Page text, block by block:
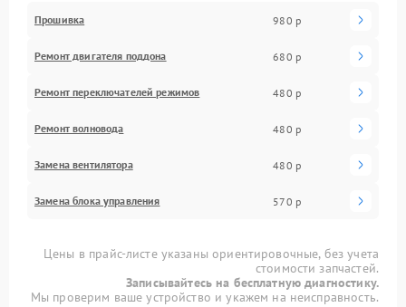
Прошивка 980 р
Ремонт двигателя поддона 680 р
Ремонт переключателей режимов 480 р
Ремонт волновода 480 р
Замена вентилятора 480 р
Замена блока управления 570 р
Цены в прайс-листе указаны ориентировочные, без учета
стоимости запчастей.
Записывайтесь на бесплатную диагностику.
Мы проверим ваше устройство и укажем на неисправность.